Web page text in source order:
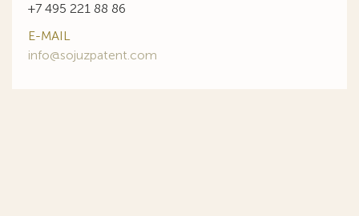
+7 495 221 88 86
E-MAIL
info@sojuzpatent.com